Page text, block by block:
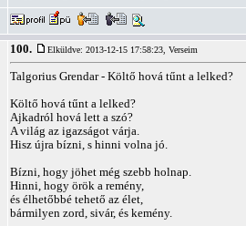
100. Elküldve: 2013-12-15 17:58:23, Verseim
Talgorius Grendar - Költő hová tűnt a lelked?
Költő hová tűnt a lelked?
Ajkadról hová lett a szó?
A világ az igazságot várja.
Hisz újra bízni, s hinni volna jó.
Bízni, hogy jöhet még szebb holnap.
Hinni, hogy örök a remény,
és élhetőbbé tehető az élet,
bármilyen zord, sivár, és kemény.